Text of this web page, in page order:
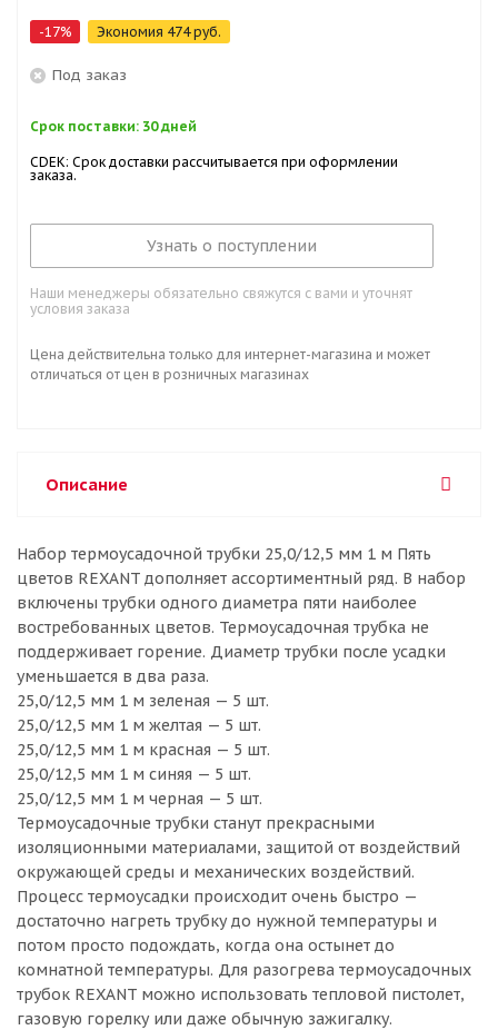
-17% Экономия 474руб.
Под заказ
Срок поставки: 30 дней
CDEK: Срок доставки рассчитывается при оформлении
заказа.
Узнать о поступлении
Наши менеджеры обязательно свяжутся с вами и уточнят
условия заказа
Цена действительна только для интернет-магазина и может
отличаться от цен в розничных магазинах
Описание
Набор термоусадочной трубки 25,0/12,5 мм 1 м Пять
цветов REXANT дополняет ассортиментный ряд. В набор
включены трубки одного диаметра пяти наиболее
востребованных цветов. Термоусадочная трубка не
поддерживает горение. Диаметр трубки после усадки
уменьшается в два раза.
25,0/12,5 мм 1 м зеленая — 5 шт.
25,0/12,5 мм 1 м желтая — 5 шт.
25,0/12,5 мм 1 м красная — 5 шт.
25,0/12,5 мм 1 м синяя — 5 шт.
25,0/12,5 мм 1 м черная — 5 шт.
Термоусадочные трубки станут прекрасными
изоляционными материалами, защитой от воздействий
окружающей среды и механических воздействий.
Процесс термоусадки происходит очень быстро —
достаточно нагреть трубку до нужной температуры и
потом просто подождать, когда она остынет до
комнатной температуры. Для разогрева термоусадочных
трубок REXANT можно использовать тепловой пистолет,
газовую горелку или даже обычную зажигалку.